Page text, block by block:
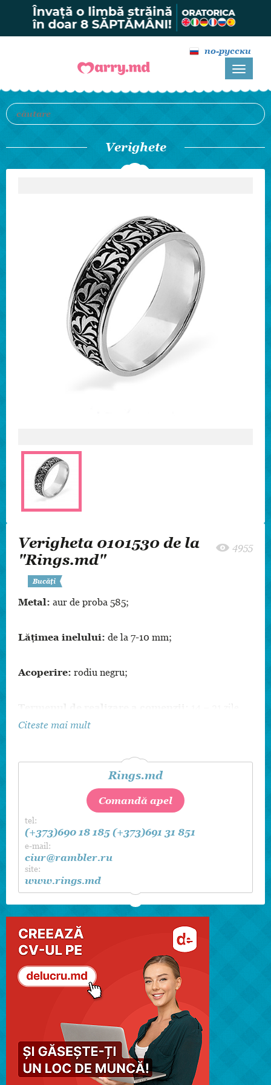
по-русски
Verighete
Verigheta 0101530 de la
"Rings.md"
4955
Bucăți
Metal: aur de proba 585;
Lățimea inelului: de la 7-10 mm;
Acoperire: rodiu negru;
calendaristice.
mărime, culoarea metalului și inserții.
Citeste mai mult
Rings.md
Comandă apel
tel:
(+373)690 18 185 (+373)691 31 851
e-mail:
ciur@rambler.ru
site:
www.rings.md